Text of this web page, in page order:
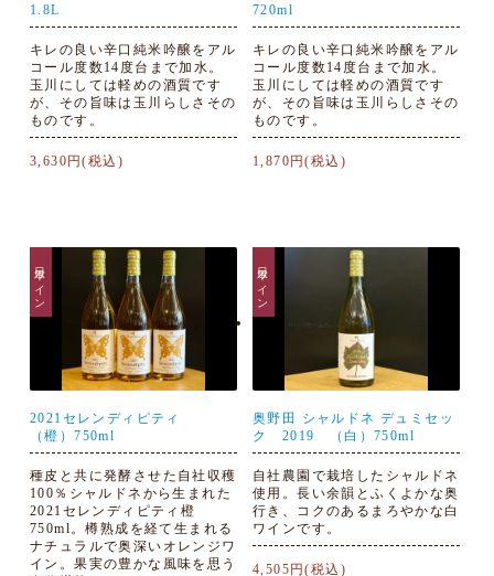
1.8L
キレの良い辛口純米吟醸をアル
コール度数14度台まで加水。
玉川にしては軽めの酒質です
が、その旨味は玉川らしさその
ものです。
3,630円(税込)
720ml
キレの良い辛口純米吟醸をアル
コール度数14度台まで加水。
玉川にしては軽めの酒質です
が、その旨味は玉川らしさその
ものです。
1,870円(税込)
日本ワイン
2021セレンディピティ
（橙）750ml
種皮と共に発酵させた自社収穫
100％シャルドネから生まれた
2021セレンディピティ橙
750ml。樽熟成を経て生まれる
ナチュラルで奥深いオレンジワ
イン。果実の豊かな風味を思う
日本ワイン
奥野田 シャルドネ デュミセッ
ク 2019 （白）750ml
自社農園で栽培したシャルドネ
使用。長い余韻とふくよかな奥
行き、コクのあるまろやかな白
ワインです。
4,505円(税込)